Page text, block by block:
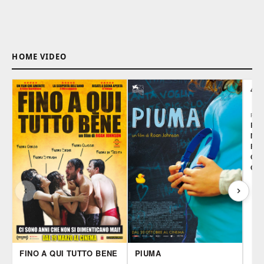
HOME VIDEO
FINO A QUI TUTTO BENE PIUMA
4-